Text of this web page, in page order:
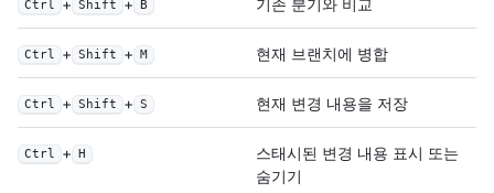
Ctrl + Shift + B 기존 분기와 비교
Ctrl + Shift + M 현재 브랜치에 병합
Ctrl + Shift + S 현재 변경 내용을 저장
Ctrl + H
스태시된 변경 내용 표시 또는
숨기기